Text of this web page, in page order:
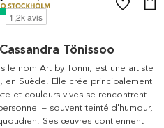
Tönissoo
le nom Art by Tönni, est une artiste
en Suède. Elle crée principalement
et couleurs vives se rencontrent.
– souvent teinté d'humour,
Ses œuvres contiennent